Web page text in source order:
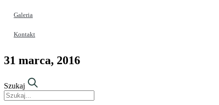
Galeria
Kontakt
31 marca, 2016
Szukaj